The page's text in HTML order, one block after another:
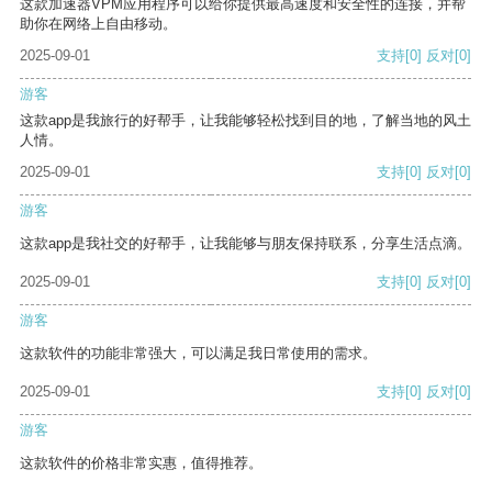
这款加速器VPM应用程序可以给你提供最高速度和安全性的连接，并帮
助你在网络上自由移动。
2025-09-01
支持[0] 反对[0]
游客
这款app是我旅行的好帮手，让我能够轻松找到目的地，了解当地的风土
人情。
2025-09-01
支持[0] 反对[0]
游客
这款app是我社交的好帮手，让我能够与朋友保持联系，分享生活点滴。
2025-09-01 支持[0] 反对[0]
游客
这款软件的功能非常强大，可以满足我日常使用的需求。
2025-09-01 支持[0] 反对[0]
游客
这款软件的价格非常实惠，值得推荐。